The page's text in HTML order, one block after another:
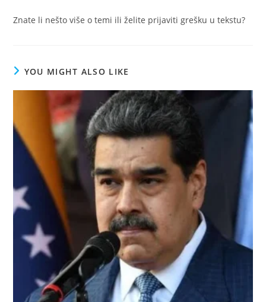
Znate li nešto više o temi ili želite prijaviti grešku u tekstu?
YOU MIGHT ALSO LIKE